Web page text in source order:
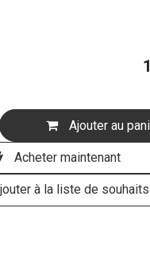
Ajouter au
Acheter maintenant
à la liste de souhaits